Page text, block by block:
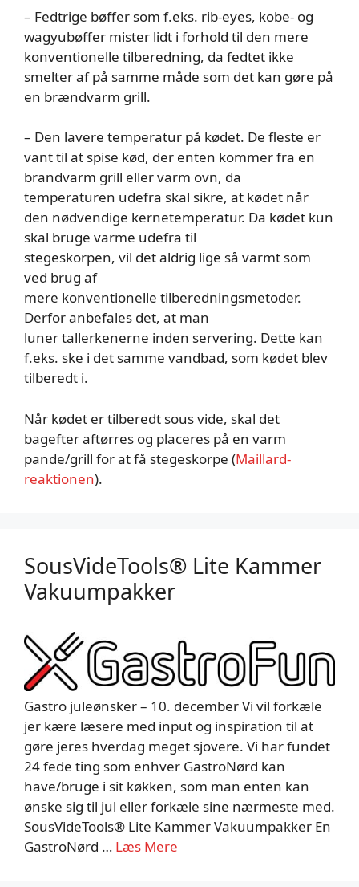
– Fedtrige bøffer som f.eks. rib-eyes, kobe- og
wagyubøffer mister lidt i forhold til den mere
konventionelle tilberedning, da fedtet ikke
smelter af på samme måde som det kan gøre på
en brændvarm grill.
– Den lavere temperatur på kødet. De fleste er
vant til at spise kød, der enten kommer fra en
brandvarm grill eller varm ovn, da
temperaturen udefra skal sikre, at kødet når
den nødvendige kernetemperatur. Da kødet kun
skal bruge varme udefra til
stegeskorpen, vil det aldrig lige så varmt som
ved brug af
mere konventionelle tilberedningsmetoder.
Derfor anbefales det, at man
luner tallerkenerne inden servering. Dette kan
f.eks. ske i det samme vandbad, som kødet blev
tilberedt i.
Når kødet er tilberedt sous vide, skal det
bagefter aftørres og placeres på en varm
pande/grill for at få stegeskorpe (Maillard-
reaktionen).
SousVideTools® Lite Kammer
Vakuumpakker
Gastro juleønsker – 10. december Vi vil forkæle
jer kære læsere med input og inspiration til at
gøre jeres hverdag meget sjovere. Vi har fundet
24 fede ting som enhver GastroNørd kan
have/bruge i sit køkken, som man enten kan
ønske sig til jul eller forkæle sine nærmeste med.
SousVideTools® Lite Kammer Vakuumpakker En
GastroNørd … Læs Mere